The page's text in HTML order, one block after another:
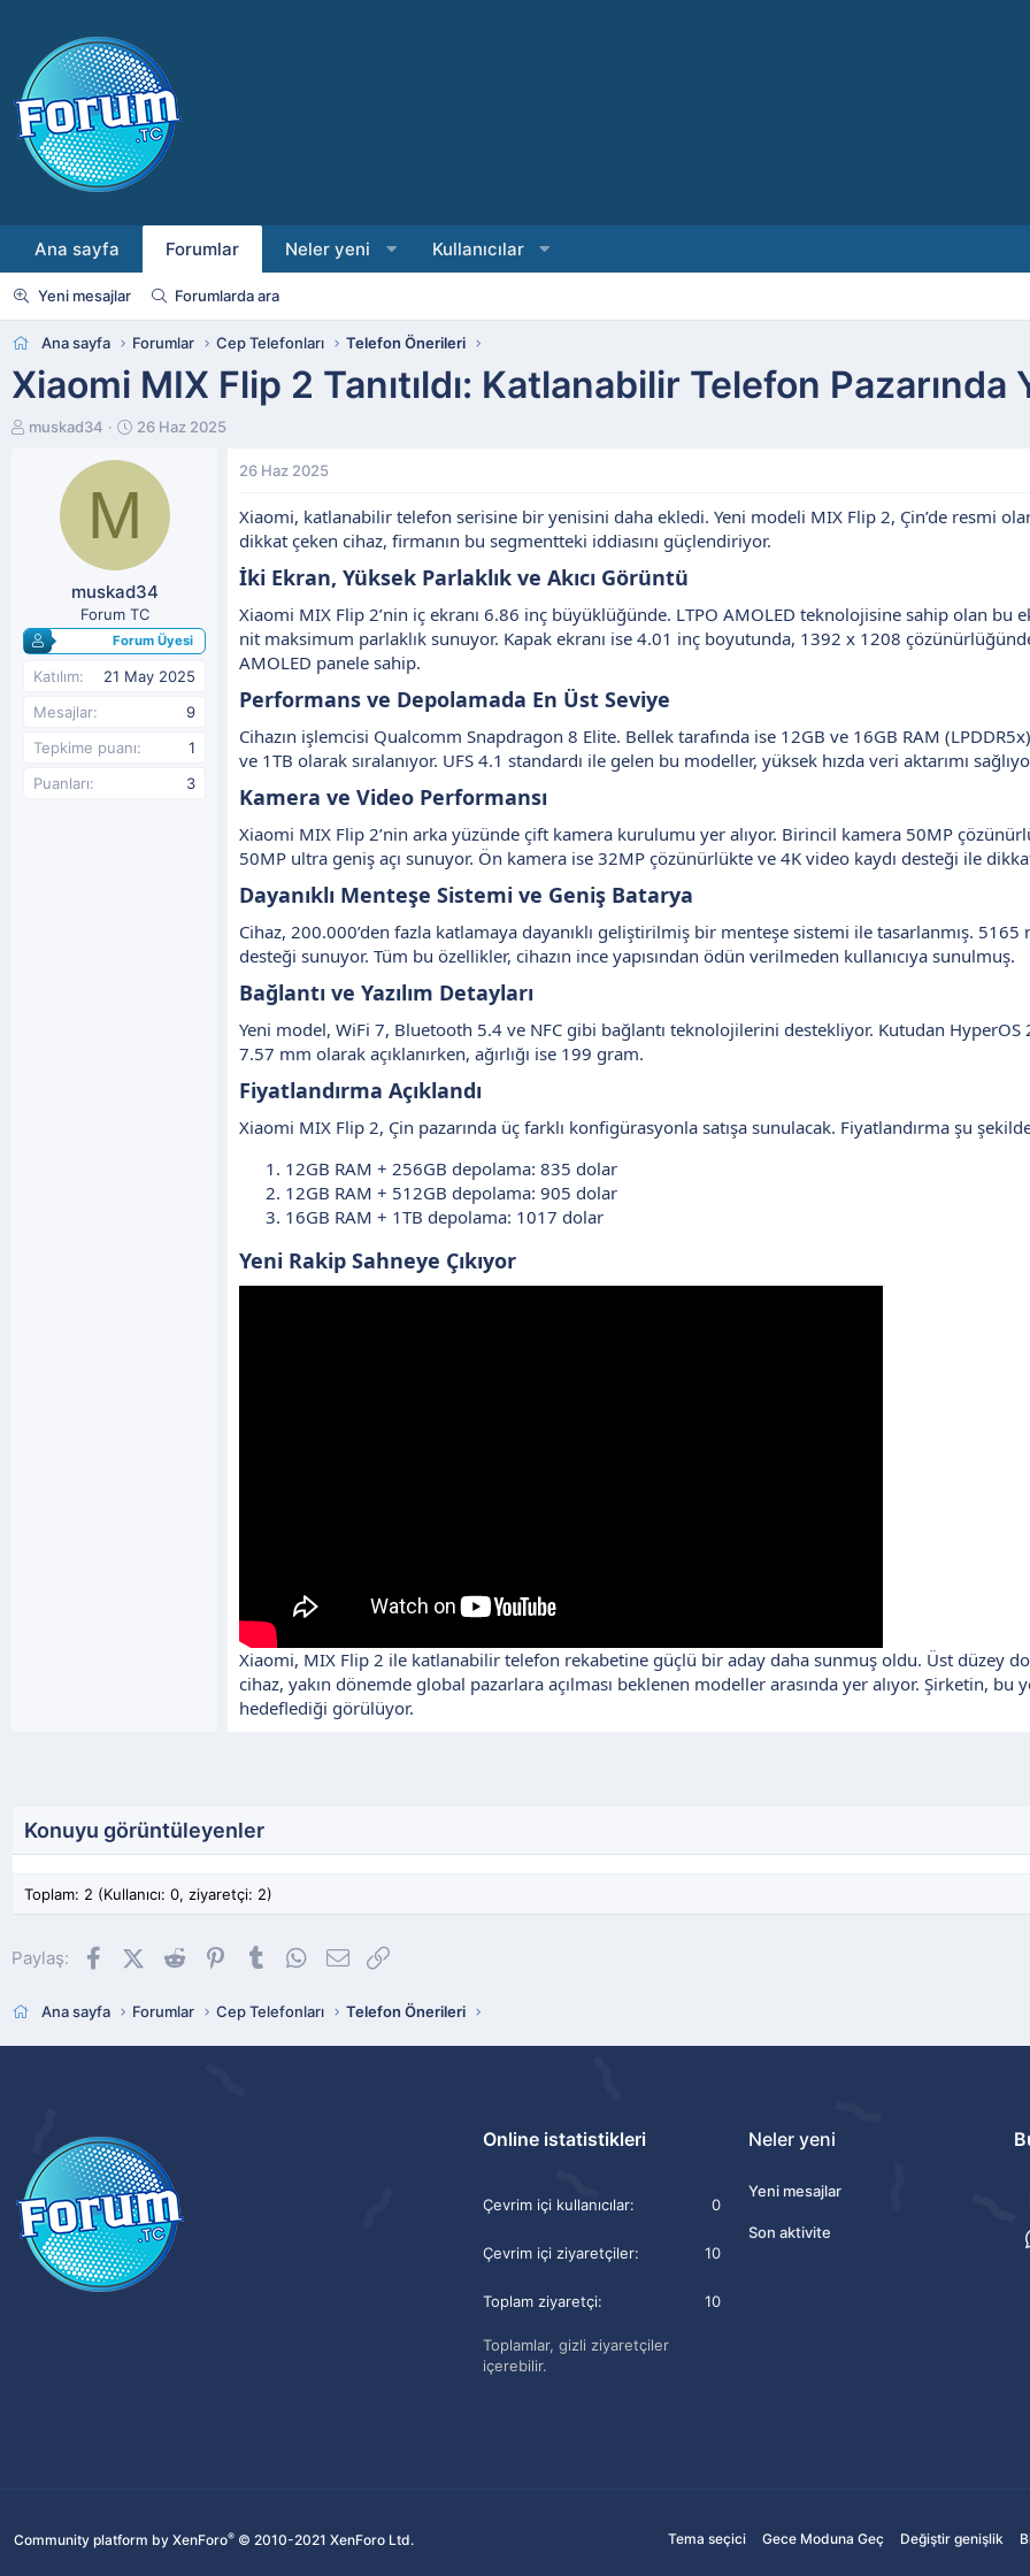
Ana sayfa Forumlar Neler yeni Kullanıcılar
Yeni mesajlar Forumlarda ara
Ana sayfa Forumlar Cep Telefonları Telefon Önerileri
Xiaomi MIX Flip 2 Tanıtıldı: Katlanabilir Telefon Pazarında
K
l
a
n
muskad34
B
ş
ı
ç
t
a
r
i
26 Haz 2025
M
muskad34
Forum TC
Forum Üyesi
Katılım
21 May 2025
Mesajlar
9
Tepkime puanı
1
Puanları
3
26 Haz 2025
Xiaomi, katlanabilir telefon serisine bir yenisini daha ekledi. Yeni modeli MIX Flip 2, Çin’de resmi
dikkat çeken cihaz, firmanın bu segmentteki iddiasını güçlendiriyor.
İki Ekran, Yüksek Parlaklık ve Akıcı Görüntü​
Xiaomi MIX Flip 2’nin iç ekranı 6.86 inç büyüklüğünde. LTPO AMOLED teknolojisine sahip olan bu
nit maksimum parlaklık sunuyor. Kapak ekranı ise 4.01 inç boyutunda, 1392 x 1208
AMOLED panele sahip.
Performans ve Depolamada En Üst Seviye​
Cihazın işlemcisi Qualcomm Snapdragon 8 Elite. Bellek tarafında ise 12GB ve 16GB RAM
ve 1TB olarak sıralanıyor. UFS 4.1 standardı ile gelen bu modeller, yüksek hızda veri aktarımı
Kamera ve Video Performansı​
Xiaomi MIX Flip 2’nin arka yüzünde çift kamera kurulumu yer alıyor. Birincil kamera 50MP
50MP ultra geniş açı sunuyor. Ön kamera ise 32MP çözünürlükte ve 4K video kaydı desteği ile
Dayanıklı Menteşe Sistemi ve Geniş Batarya​
Cihaz, 200.000’den fazla katlamaya dayanıklı geliştirilmiş bir menteşe sistemi ile tasarlanmış.
desteği sunuyor. Tüm bu özellikler, cihazın ince yapısından ödün verilmeden kullanıcıya sunulmuş.
Bağlantı ve Yazılım Detayları​
Yeni model, WiFi 7, Bluetooth 5.4 ve NFC gibi bağlantı teknolojilerini destekliyor. Kutudan HyperOS
7.57 mm olarak açıklanırken, ağırlığı ise 199 gram.
Fiyatlandırma Açıklandı​
Xiaomi MIX Flip 2, Çin pazarında üç farklı konfigürasyonla satışa sunulacak. Fiyatlandırma şu
12GB RAM + 256GB depolama: 835 dolar
12GB RAM + 512GB depolama: 905 dolar
16GB RAM + 1TB depolama: 1017 dolar
Yeni Rakip Sahneye Çıkıyor​
Xiaomi, MIX Flip 2 ile katlanabilir telefon rekabetine güçlü bir aday daha sunmuş oldu. Üst düzey
cihaz, yakın dönemde global pazarlara açılması beklenen modeller arasında yer alıyor. Şirketin, bu
hedeflediği görülüyor.
Konuyu görüntüleyenler
Toplam: 2 (Kullanıcı: 0, ziyaretçi: 2)
Paylaş: FacebookX (Twitter)
Reddit PinterestTumblrWhatsApp
E-posta
Ana sayfa Forumlar Cep Telefonları Telefon Önerileri
Online istatistikleri
Çevrim içi kullanıcılar 0
Çevrim içi ziyaretçiler 10
Toplam ziyaretçi 10
Toplamlar, gizli ziyaretçiler
içerebilir.
Neler yeni
Yeni mesajlar
Son aktivite
Community platform by XenForo® © 2010-2021 XenForo Ltd. Tema seçici Gece Moduna Geç Değiştir genişlik